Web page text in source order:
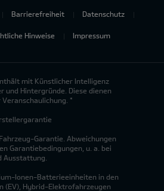
Barrierefreiheit Datenschutz
Hinweise Impressum
mit Künstlicher Intelligenz
und Hintergründe. Diese dienen
*
Garantie. Abweichungen
Garantiebedingungen, u. a. bei
Ausstattung.
Ionen-Batterieeinheiten in den
(EV), Hybrid-Elektrofahrzeugen